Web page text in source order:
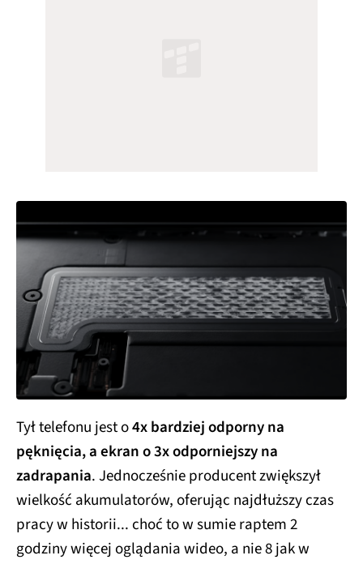
Tył telefonu jest o4x bardziej odporny na
pęknięcia, a ekran o 3x odporniejszy na
zadrapania. Jednocześnie producent zwiększył
wielkość akumulatorów, oferując najdłuższy czas
pracy w historii... choć to w sumie raptem 2
godziny więcej oglądania wideo, a nie 8 jak w